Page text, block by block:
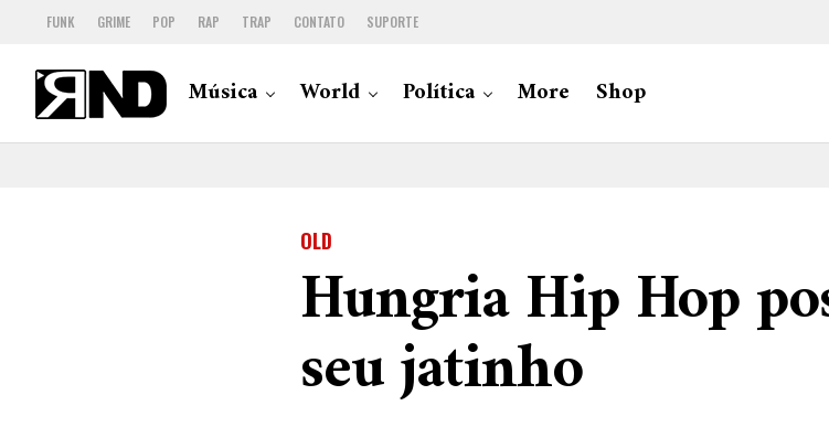
FUNK GRIME POP RAP TRAP CONTATO SUPORTE
Música World Política More Shop
OLD
Hungria Hip Hop
seu jatinho